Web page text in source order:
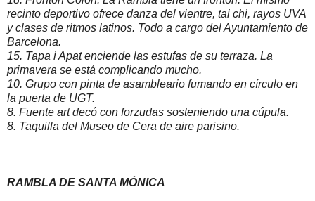
recinto deportivo ofrece danza del vientre, tai chi, rayos UVA
y clases de ritmos latinos. Todo a cargo del Ayuntamiento de
Barcelona.
15. Tapa i Apat enciende las estufas de su terraza. La
primavera se está complicando mucho.
10. Grupo con pinta de asambleario fumando en círculo en
la puerta de UGT.
8. Fuente art decó con forzudas sosteniendo una cúpula.
8. Taquilla del Museo de Cera de aire parisino.
RAMBLA DE SANTA MÓNICA